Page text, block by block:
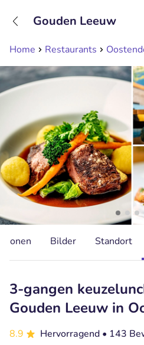
Home Restaurants
Gouden Leeuw
Bilder Standort
3-gangen
Gouden Leeuw in
8.9 Hervorragend • 143